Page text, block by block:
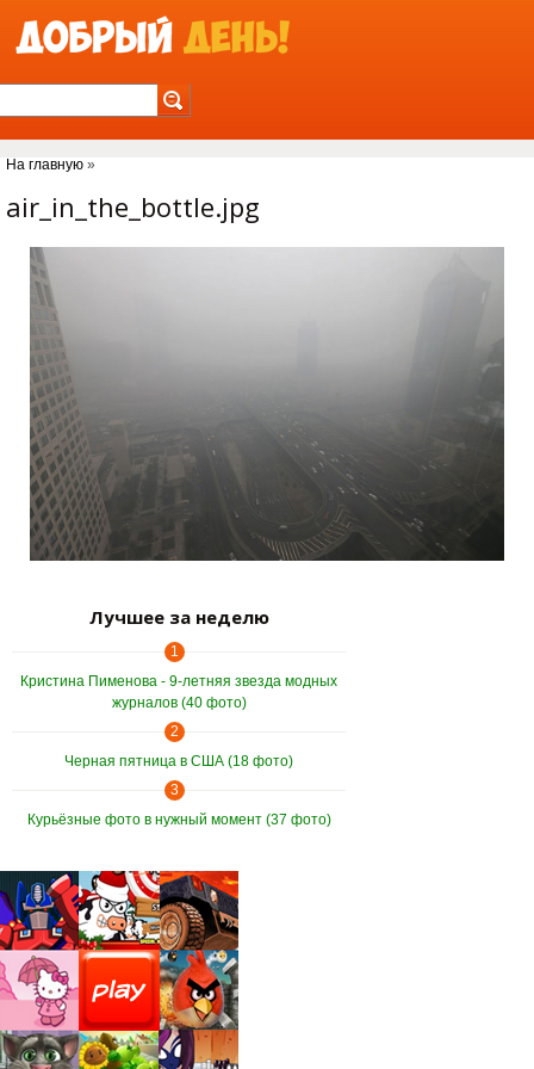
На главную »
air_in_the_bottle.jpg
Лучшее за неделю
1
Кристина Пименова - 9-летняя звезда модных
журналов (40 фото)
2
Черная пятница в США (18 фото)
3
Курьёзные фото в нужный момент (37 фото)